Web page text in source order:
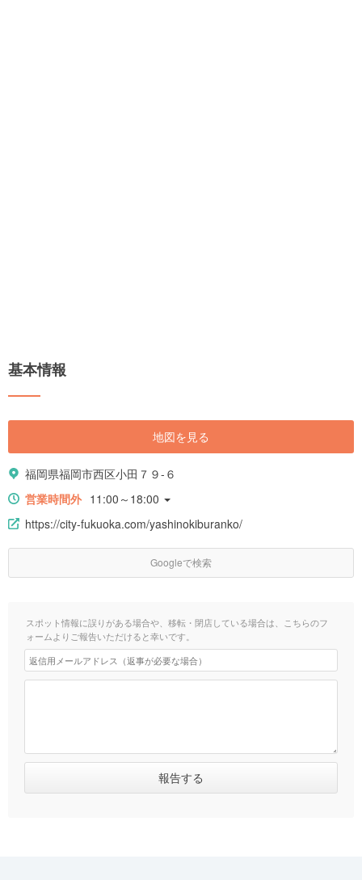
基本情報
地図を見る
福岡県福岡市西区小田７９-６
営業時間外 11:00～18:00
https://city-fukuoka.com/yashinokiburanko/
Googleで検索
スポット情報に誤りがある場合や、移転・閉店している場合は、こちらのフ
ォームよりご報告いただけると幸いです。